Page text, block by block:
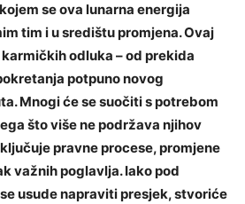
se ova lunarna energija
tim i u središtu promjena. Ovaj
odluka – od prekida
potpuno novog
Mnogi će se suočiti s potrebom
što više ne podržava njihov
pravne procese, promjene
važnih poglavlja. Iako pod
usude napraviti presjek, stvoriće